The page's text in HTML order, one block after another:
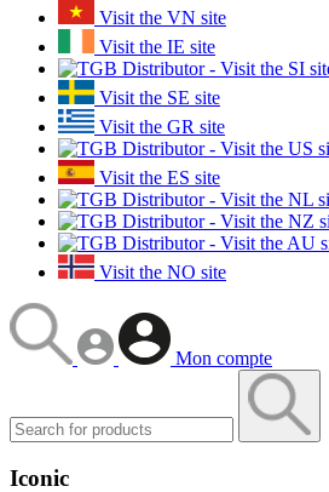
Visit the VN site
Visit the IE site
Visit the SE site
Visit the GR site
Visit the ES site
Visit the NO site
Mon compte
Iconic